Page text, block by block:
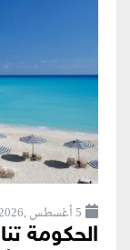
5 أغسطس ,2026
الحكومة